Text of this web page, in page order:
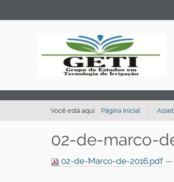
Você está aqui: Página Inicial
02-de-marco-
02-de-Marco-de-2016.pdf —